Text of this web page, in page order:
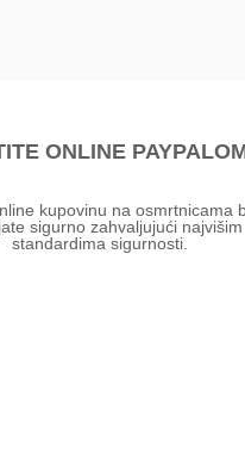
ONLINE
kupovinu na osmrtnicama
sigurno zahvaljujući najvišim
standardima sigurnosti.